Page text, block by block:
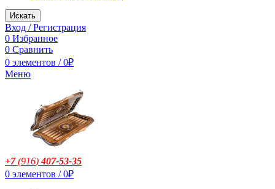
Искать
Вход / Регистрация
0 Избранное
0 Сравнить
0 элементов / 0₽
Меню
+7(916)407-53-35
0 элементов / 0₽